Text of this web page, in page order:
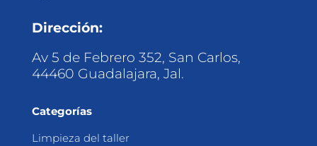
Dirección:
Av 5 de Febrero 352, San Carlos,
44460 Guadalajara, Jal.
Categorías
Limpieza del taller